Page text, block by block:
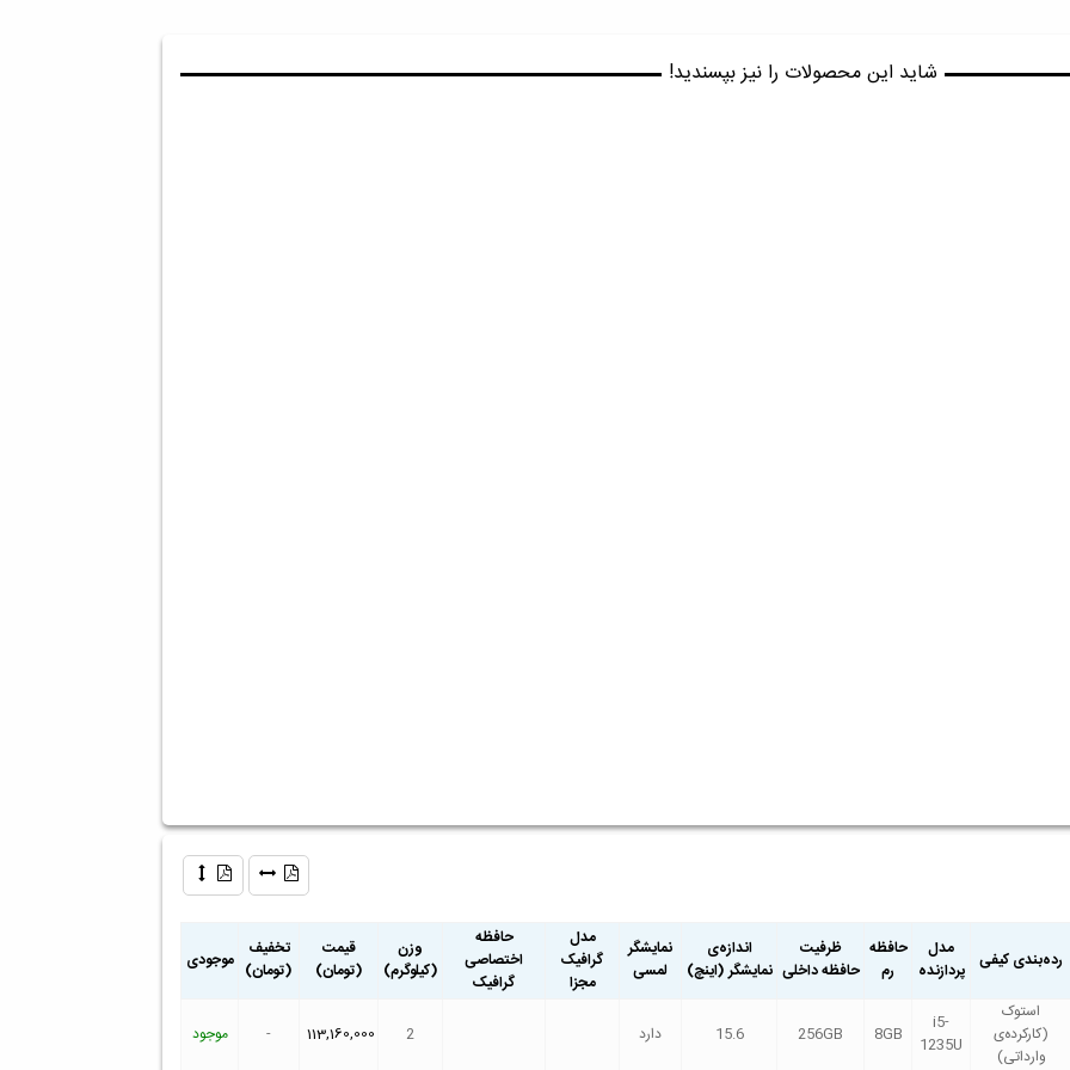
شاید این محصولات را نیز بپسندید!
رده‌بندی کیفی
مدل
پردازنده
حافظه
رم
ظرفیت
حافظه داخلی
اندازه‌ی
نمایشگر (اینچ)
نمایشگر
لمسی
مدل
گرافیک
مجزا
حافظه
اختصاصی
گرافیک
وزن
(کیلوگرم)
قیمت
(تومان)
تخفیف
(تومان) موجودی
استوک
(کارکرده‌ی
وارداتی)
i5-
1235U
8GB
256GB
15.6 دارد 2
113,160,000
- موجود